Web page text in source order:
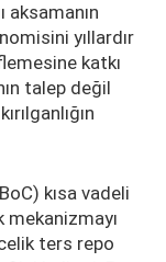
aksamanın
yıllardır
katkı
talep değil
kısa vadeli
mekanizmayı
ters repo